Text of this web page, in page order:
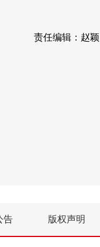
责任编辑：赵颖
告 版权声明